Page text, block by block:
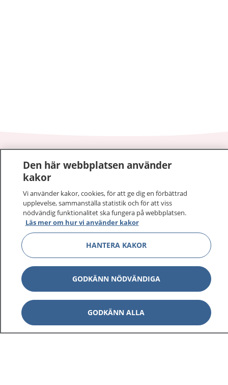
1177 – tryggt om din hälsa och vård
På 1177.se får du råd om hälsa och information om
sjukdomar och vilka mottagningar du kan kontakta.
Logga in för att läsa din journal och göra dina
vårdärenden. Ring telefonnummer 1177 för
sjukvårdsrådgivning dygnet runt.
1177 ger dig råd när du vill må bättre.
1177 på flera språk Visa
Visa
Den här webbplatsen använder
kakor
Vi använder kakor, cookies, för att ge dig en förbättrad
upplevelse, sammanställa statistik och för att viss
nödvändig funktionalitet ska fungera på webbplatsen.
Läs mer om hur vi använder kakor
HANTERA KAKOR
GODKÄNN NÖDVÄNDIGA
GODKÄNN ALLA